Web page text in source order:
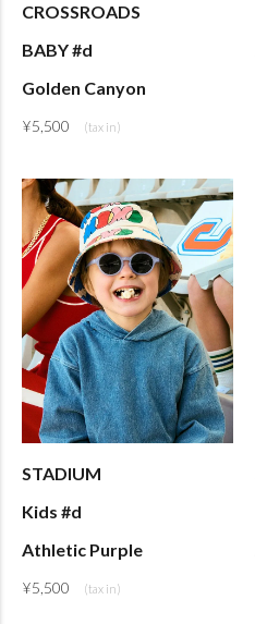
CROSSROADS
BABY #d
Golden Canyon
¥5,500
STADIUM
Kids #d
Athletic Purple
¥5,500